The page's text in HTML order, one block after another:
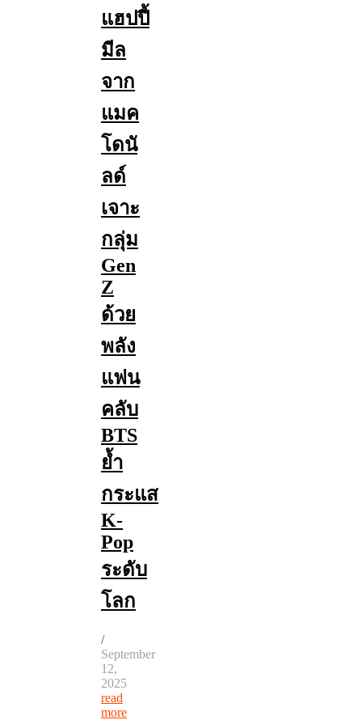
แฮปปี้
มีล
จาก
แมค
โดนั
ลด์
เจาะ
กลุ่ม
Gen
Z
ด้วย
พลัง
แฟน
คลับ
BTS
ย้ำ
กระแส
K-
Pop
ระดับ
โลก
/
September
12,
2025
read
more